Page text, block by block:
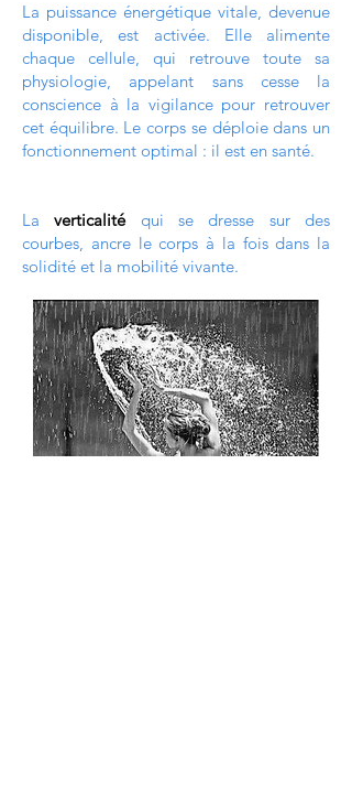
La puissance énergétique vitale, devenue
disponible, est activée. Elle alimente
chaque cellule, qui retrouve toute sa
physiologie, appelant sans cesse la
conscience à la vigilance pour retrouver
cet équilibre. Le corps se déploie dans un
fonctionnement optimal : il est en santé.
Laverticalitéqui se dresse sur des
courbes, ancre le corps à la fois dans la
solidité et la mobilité vivante.